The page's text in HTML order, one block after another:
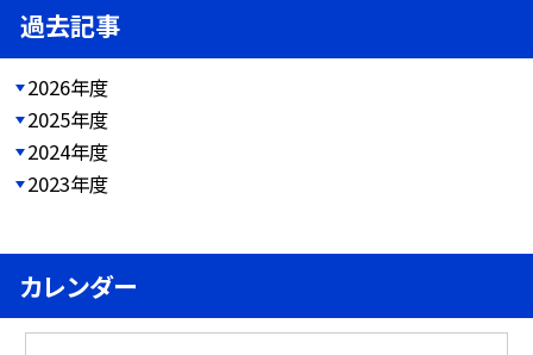
過去記事
2026年度
2025年度
2024年度
2023年度
カレンダー